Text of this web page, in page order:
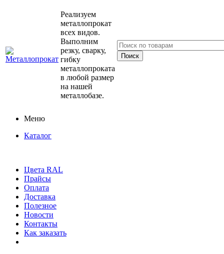
Реализуем
металлопрокат
всех видов.
Выполним
резку, сварку,
гибку
металлопроката
в любой размер
на нашей
металлобазе.
Меню
Каталог
Цвета RAL
Прайсы
Оплата
Доставка
Полезное
Новости
Контакты
Как заказать